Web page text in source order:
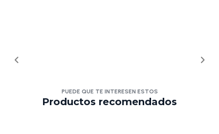
PUEDE QUE TE INTERESEN ESTOS
Productos recomendados